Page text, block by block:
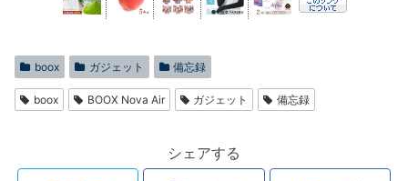
boox ガジェット 備忘録
boox BOOX Nova Air ガジェット 備忘録
シェアする